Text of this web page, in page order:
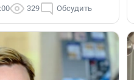
329 Обсудить